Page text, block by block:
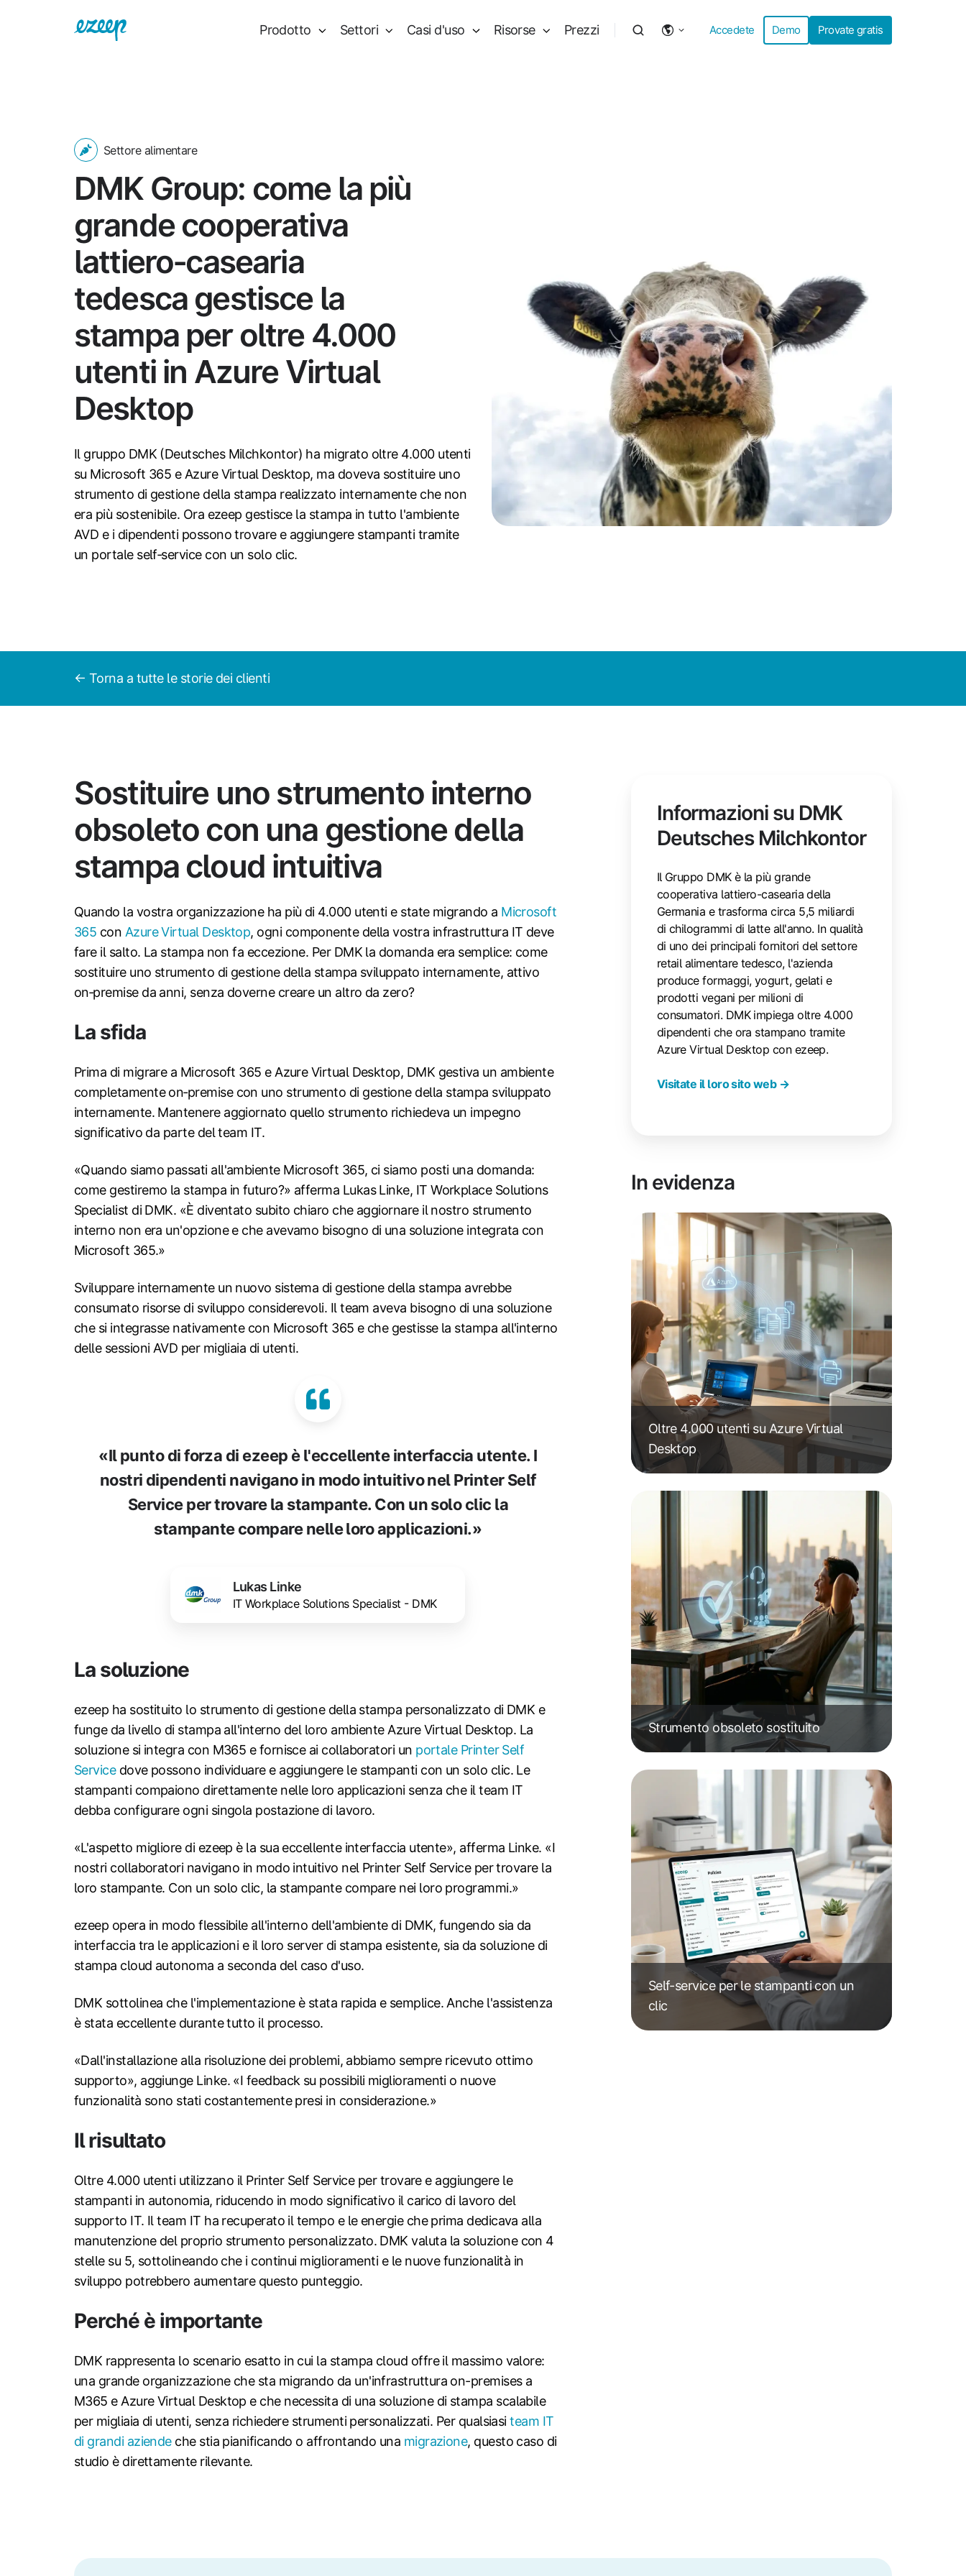
Prodotto Settori Casi d'uso Risorse Prezzi Accedete Demo Provate gratis
Settore alimentare
DMK Group: come la più
grande cooperativa
lattiero‑casearia
tedesca gestisce la
stampa per oltre 4.000
utenti in Azure Virtual
Desktop
Il gruppo DMK (Deutsches Milchkontor) ha migrato oltre 4.000 utenti
su Microsoft 365 e Azure Virtual Desktop, ma doveva sostituire uno
strumento di gestione della stampa realizzato internamente che non
era più sostenibile. Ora ezeep gestisce la stampa in tutto l'ambiente
AVD e i dipendenti possono trovare e aggiungere stampanti tramite
un portale self‑service con un solo clic.
← Torna a tutte le storie dei clienti
Sostituire uno strumento interno
obsoleto con una gestione della
stampa cloud intuitiva
Quando la vostra organizzazione ha più di 4.000 utenti e state migrando a Microsoft
365 con Azure Virtual Desktop, ogni componente della vostra infrastruttura IT deve
fare il salto. La stampa non fa eccezione. Per DMK la domanda era semplice: come
sostituire uno strumento di gestione della stampa sviluppato internamente, attivo
on‑premise da anni, senza doverne creare un altro da zero?
La sfida
Prima di migrare a Microsoft 365 e Azure Virtual Desktop, DMK gestiva un ambiente
completamente on‑premise con uno strumento di gestione della stampa sviluppato
internamente. Mantenere aggiornato quello strumento richiedeva un impegno
significativo da parte del team IT.
«Quando siamo passati all'ambiente Microsoft 365, ci siamo posti una domanda:
come gestiremo la stampa in futuro?» afferma Lukas Linke, IT Workplace Solutions
Specialist di DMK. «È diventato subito chiaro che aggiornare il nostro strumento
interno non era un'opzione e che avevamo bisogno di una soluzione integrata con
Microsoft 365.»
Sviluppare internamente un nuovo sistema di gestione della stampa avrebbe
consumato risorse di sviluppo considerevoli. Il team aveva bisogno di una soluzione
che si integrasse nativamente con Microsoft 365 e che gestisse la stampa all'interno
delle sessioni AVD per migliaia di utenti.
«Il punto di forza di ezeep è l'eccellente interfaccia utente. I
nostri dipendenti navigano in modo intuitivo nel Printer Self
Service per trovare la stampante. Con un solo clic la
stampante compare nelle loro applicazioni.»
Lukas Linke
IT Workplace Solutions Specialist - DMK
La soluzione
ezeep ha sostituito lo strumento di gestione della stampa personalizzato di DMK e
funge da livello di stampa all'interno del loro ambiente Azure Virtual Desktop. La
soluzione si integra con M365 e fornisce ai collaboratori un portale Printer Self
Servicedove possono individuare e aggiungere le stampanti con un solo clic. Le
stampanti compaiono direttamente nelle loro applicazioni senza che il team IT
debba configurare ogni singola postazione di lavoro.
«L'aspetto migliore di ezeep è la sua eccellente interfaccia utente», afferma Linke. «I
nostri collaboratori navigano in modo intuitivo nel Printer Self Service per trovare la
loro stampante. Con un solo clic, la stampante compare nei loro programmi.»
ezeep opera in modo flessibile all'interno dell'ambiente di DMK, fungendo sia da
interfaccia tra le applicazioni e il loro server di stampa esistente, sia da soluzione di
stampa cloud autonoma a seconda del caso d'uso.
DMK sottolinea che l'implementazione è stata rapida e semplice. Anche l'assistenza
è stata eccellente durante tutto il processo.
«Dall'installazione alla risoluzione dei problemi, abbiamo sempre ricevuto ottimo
supporto», aggiunge Linke. «I feedback su possibili miglioramenti o nuove
funzionalità sono stati costantemente presi in considerazione.»
Il risultato
Oltre 4.000 utenti utilizzano il Printer Self Service per trovare e aggiungere le
stampanti in autonomia, riducendo in modo significativo il carico di lavoro del
supporto IT. Il team IT ha recuperato il tempo e le energie che prima dedicava alla
manutenzione del proprio strumento personalizzato. DMK valuta la soluzione con 4
stelle su 5, sottolineando che i continui miglioramenti e le nuove funzionalità in
sviluppo potrebbero aumentare questo punteggio.
Perché è importante
DMK rappresenta lo scenario esatto in cui la stampa cloud offre il massimo valore:
una grande organizzazione che sta migrando da un'infrastruttura on-premises a
M365 e Azure Virtual Desktop e che necessita di una soluzione di stampa scalabile
per migliaia di utenti, senza richiedere strumenti personalizzati. Per qualsiasiteam IT
di grandi aziendeche stia pianificando o affrontando una migrazione, questo caso di
studio è direttamente rilevante.
Informazioni su DMK
Deutsches Milchkontor
Il Gruppo DMK è la più grande
cooperativa lattiero-casearia della
Germania e trasforma circa 5,5 miliardi
di chilogrammi di latte all'anno. In qualità
di uno dei principali fornitori del settore
retail alimentare tedesco, l'azienda
produce formaggi, yogurt, gelati e
prodotti vegani per milioni di
consumatori. DMK impiega oltre 4.000
dipendenti che ora stampano tramite
Azure Virtual Desktop con ezeep.
Visitate il loro sito web →
In evidenza
Oltre 4.000 utenti su Azure Virtual
Desktop
Strumento obsoleto sostituito
Self-service per le stampanti con un
clic